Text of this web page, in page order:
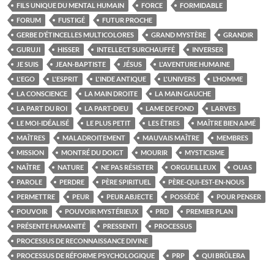
FILS UNIQUE DU MENTAL HUMAIN
FORCE
FORMIDABLE
FORUM
FUSTIGÉ
FUTUR PROCHE
GERBE D’ÉTINCELLES MULTICOLORES
GRAND MYSTÈRE
GRANDIR
GURUJI
HISSER INTELLECT SURCHAUFFÉ
INVERSER
JE SUIS
JEAN-BAPTISTE JÉSUS
L'AVENTURE HUMAINE
L'EGO
L'ESPRIT L'INDE ANTIQUE L'UNIVERS
L’HOMME
LA CONSCIENCE
LA MAIN DROITE
LA MAIN GAUCHE
LA PART DU ROI
LA PART-DIEU LAME DE FOND
LARVES
LE MOI-IDÉALISÉ
LE PLUS PETIT LES ÊTRES
MAÎTRE BIEN AIMÉ
MAÎTRES
MALADROITEMENT MAUVAIS MAÎTRE
MEMBRES
MISSION
MONTRÉ DU DOIGT MOURIR
MYSTICISME
NAÎTRE
NATURE NE PAS RÉSISTER ORGUEILLEUX
OUAS
PAROLE
PERDRE PÈRE SPIRITUEL
PÈRE-QUI-EST-EN-NOUS
PERMETTRE
PEUR PEUR ABJECTE POSSÉDÉ
POUR PENSER
POUVOIR
POUVOIR MYSTÉRIEUX PRD
PREMIER PLAN
PRÉSENTE HUMANITÉ
PRESSENTI
PROCESSUS
PROCESSUS DE RECONNAISSANCE DIVINE
PROCESSUS DE RÉFORME PSYCHOLOGIQUE
PRP
QUI BRÛLERA